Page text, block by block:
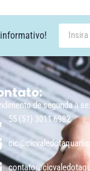
de segunda à
55 (51) 3011 6982